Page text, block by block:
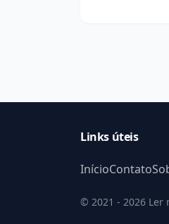
Links úteis
InícioContato
© 2021 - 2026 Ler